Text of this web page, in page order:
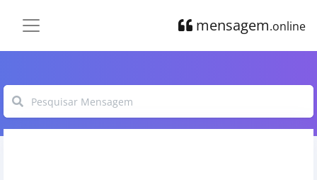
mensagem.online